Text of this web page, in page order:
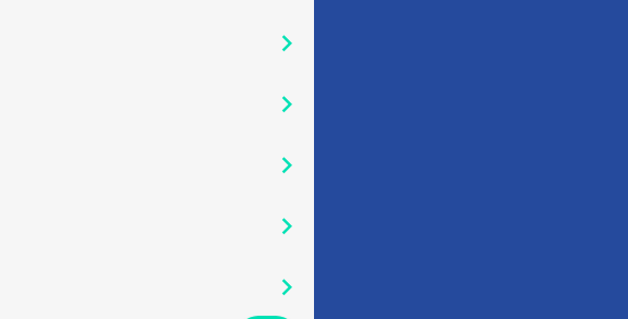
󰅂
󰅂
󰅂
󰅂
󰅂